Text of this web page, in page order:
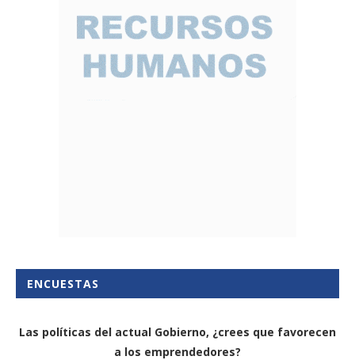
ENCUESTAS
Las políticas del actual Gobierno, ¿crees que favorecen
a los emprendedores?